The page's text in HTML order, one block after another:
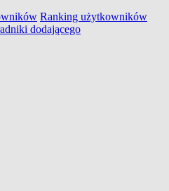
Ranking użytkowników
dodającego